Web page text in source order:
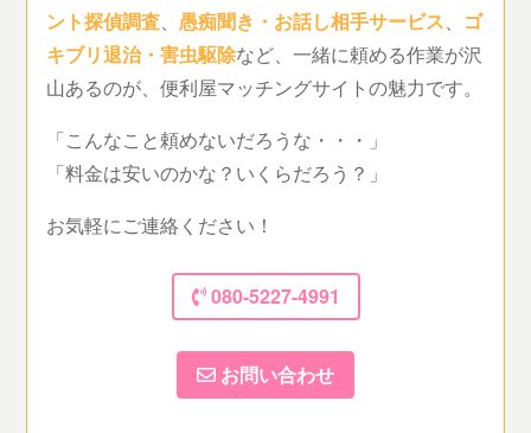
ント探偵調査、愚痴聞き・お話し相手サービス、 ゴ
キブリ退治・害虫駆除など、一緒に頼める作業が沢
山あるのが、便利屋マッチングサイトの魅力です。
「こんなこと頼めないだろうな・・・」
「料金は安いのかな？いくらだろう？」
お気軽にご連絡ください！
080-5227-4991
お問い合わせ